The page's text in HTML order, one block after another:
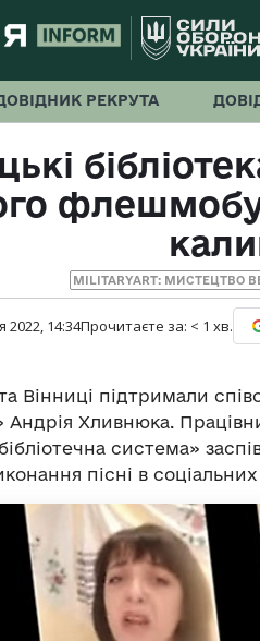
РЕКРУТА
MILITARYART: МИСТЕЦТВО
2022, 14:34Прочитаєте за: < 1 хв.
Вінниці підтримали
Андрія Хливнюка.
система»
пісні в